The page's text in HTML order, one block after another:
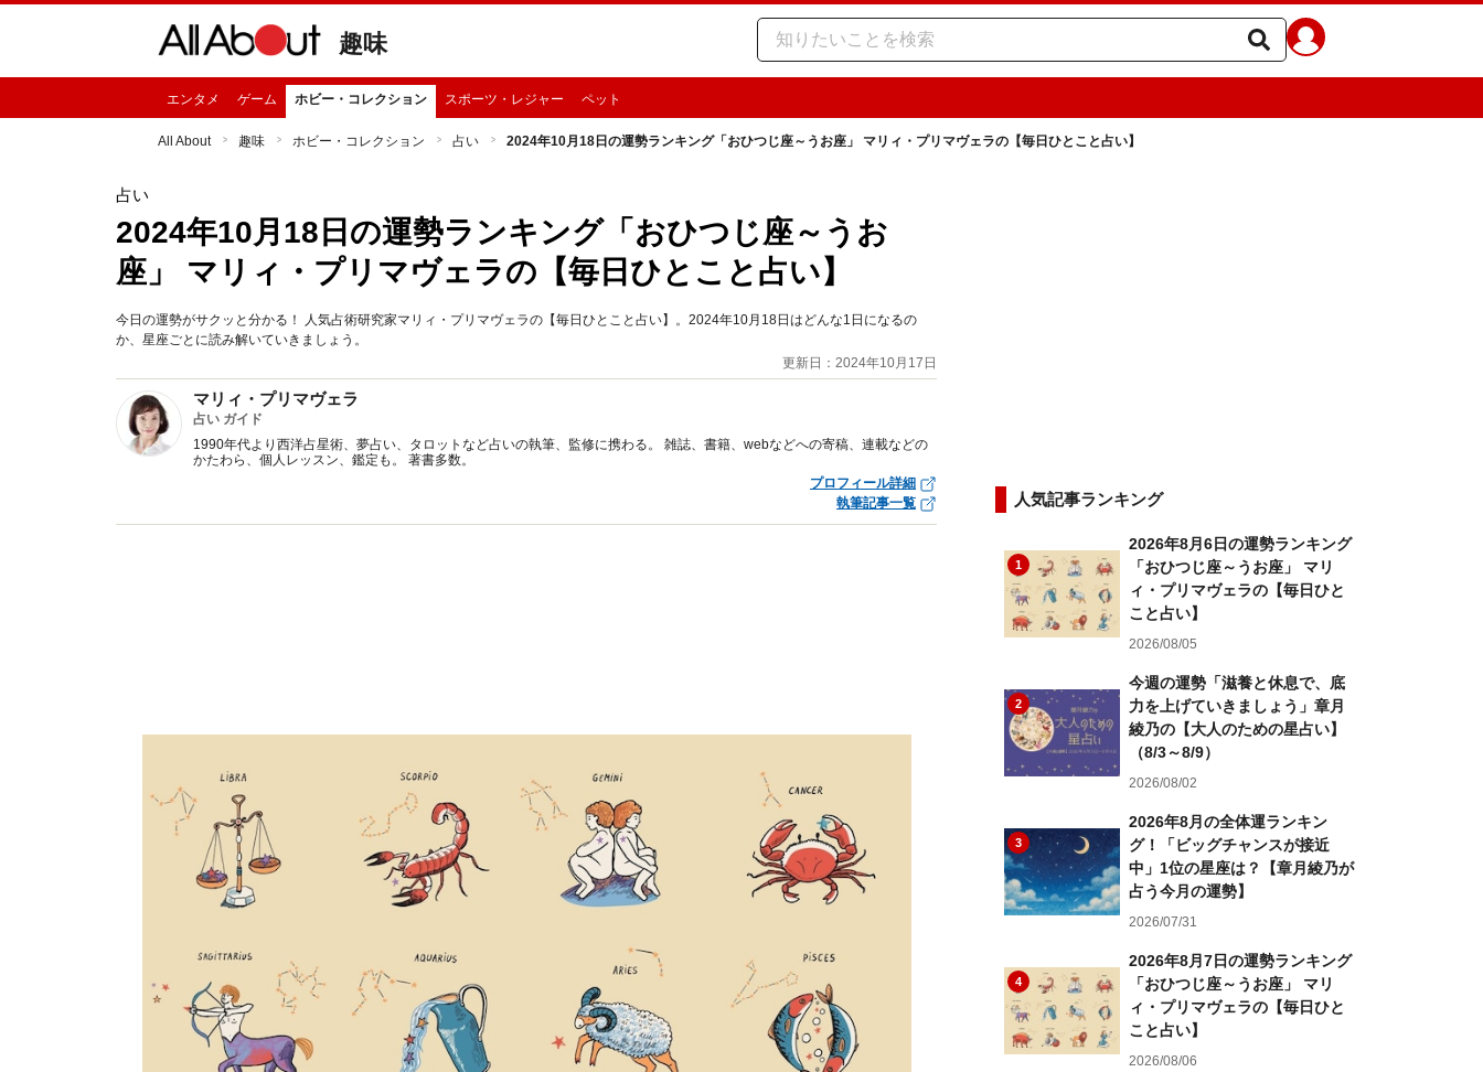
趣味
エンタメ ゲーム ホビー・コレクション スポーツ・レジャー ペット
All About 趣味 ホビー・コレクション 占い 2024年10月18日の運勢ランキング「おひつじ座～うお座」 マリィ・プリマヴェラの【毎日ひとこと占い】
占い
2024年10月18日の運勢ランキング「おひつじ座～うお
座」 マリィ・プリマヴェラの【毎日ひとこと占い】
今日の運勢がサクッと分かる！ 人気占術研究家マリィ・プリマヴェラの【毎日ひとこと占い】。2024年10月18日はどんな1日になるの
か、星座ごとに読み解いていきましょう。
更新日：2024年10月17日
マリィ・プリマヴェラ
占い ガイド
1990年代より西洋占星術、夢占い、タロットなど占いの執筆、監修に携わる。 雑誌、書籍、webなどへの寄稿、連載などの
かたわら、個人レッスン、鑑定も。 著書多数。
プロフィール詳細
執筆記事一覧
人気記事ランキング
1
2026年8月6日の運勢ランキング
「おひつじ座～うお座」 マリ
ィ・プリマヴェラの【毎日ひと
こと占い】
2026/08/05
2
今週の運勢「滋養と休息で、底
力を上げていきましょう」章月
綾乃の【大人のための星占い】
（8/3～8/9）
2026/08/02
3
2026年8月の全体運ランキン
グ！「ビッグチャンスが接近
中」1位の星座は？【章月綾乃が
占う今月の運勢】
2026/07/31
4
2026年8月7日の運勢ランキング
「おひつじ座～うお座」 マリ
ィ・プリマヴェラの【毎日ひと
こと占い】
2026/08/06